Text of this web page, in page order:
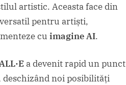
artistic. Aceasta face din
pentru artiști,
cu imagine AI.
a devenit rapid un punct
deschizând noi posibilități